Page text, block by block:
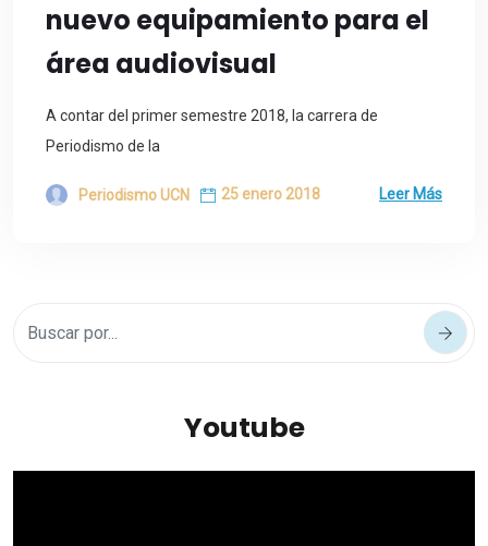
nuevo equipamiento para el
área audiovisual
A contar del primer semestre 2018, la carrera de
Periodismo de la
Periodismo UCN 25 enero 2018 Leer Más
Youtube